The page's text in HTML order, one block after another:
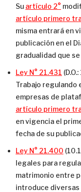
Su artículo 2°
artículo primero
misma entrará en
publicación en el
gradualidad que
Ley N° 21.431
Trabajo regulando
empresas de
artículo primero
en vigencia el
fecha de su
Ley N° 21.400
legales para
matrimonio entre
introduce diversas